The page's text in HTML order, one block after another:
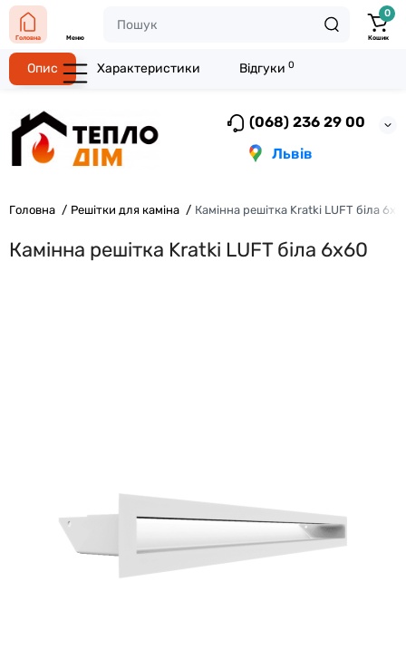
(068) 236 29 00
Львів
Головна Меню
0
Кошик
Головна Решітки для каміна Камінна решітка Kratki LUFT біла
Камінна решітка Kratki LUFT біла 6x60
Опис Характеристики Відгуки 0